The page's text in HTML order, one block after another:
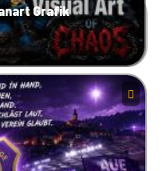
Grafik